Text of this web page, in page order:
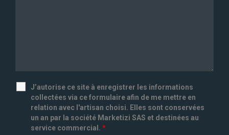
J’autorise ce site à enregistrer les informations
collectées via ce formulaire afin de me mettre en
relation avec l'artisan choisi. Elles sont conservées
un an par la société Marketizi SAS et destinées au
service commercial. *